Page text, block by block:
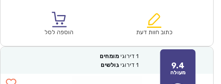
₪64.00.
הוא:
כתוב חוות דעת הוספה לסל
9.4
מעולה
1 דירוגי מומחים
1 דירוגי גולשים